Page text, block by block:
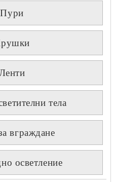
тела
вграждане
осветление